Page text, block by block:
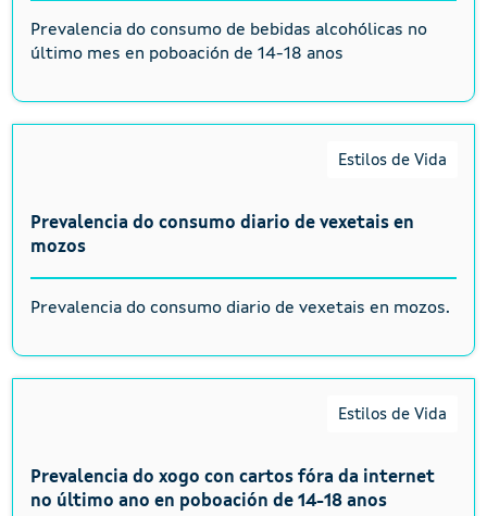
Prevalencia do consumo de bebidas alcohólicas no
último mes en poboación de 14-18 anos
Estilos de Vida
Prevalencia do consumo diario de vexetais en
mozos
Prevalencia do consumo diario de vexetais en mozos.
Estilos de Vida
Prevalencia do xogo con cartos fóra da internet
no último ano en poboación de 14-18 anos